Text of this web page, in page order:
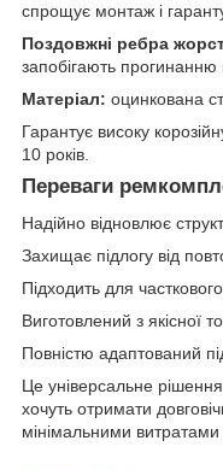
спрощує монтаж і
Поздовжні ребра
запобігають прогинанню
Матеріал: оцинкована
Гарантує високу
10 років.
Переваги
Надійно відновлює
Захищає підлогу від
Підходить для
Виготовлений з якісної
Повністю адаптований
Це універсальне рішення
хочуть отримати
мінімальними витратами